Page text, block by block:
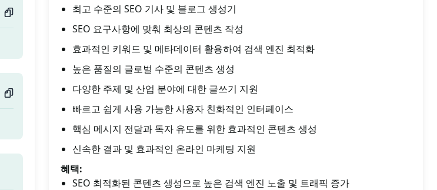
최고 수준의 SEO 기사 및 블로그 생성기
SEO 요구사항에 맞춰 최상의 콘텐츠 작성
효과적인 키워드 및 메타데이터 활용하여 검색 엔진 최적화
높은 품질의 글로벌 수준의 콘텐츠 생성
다양한 주제 및 산업 분야에 대한 글쓰기 지원
빠르고 쉽게 사용 가능한 사용자 친화적인 인터페이스
핵심 메시지 전달과 독자 유도를 위한 효과적인 콘텐츠 생성
신속한 결과 및 효과적인 온라인 마케팅 지원
혜택:
SEO 최적화된 콘텐츠 생성으로 높은 검색 엔진 노출 및 트래픽 증가